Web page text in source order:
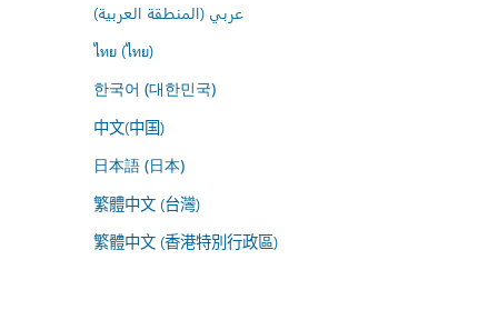
عربي (المنطقة العربية)
ไทย (ไทย)
한국어 (대한민국)
中文(中国)
日本語 (日本)
繁體中文 (台灣)
繁體中文 (香港特別行政區)